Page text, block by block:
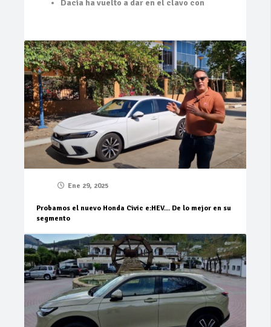
Dacia ha vuelto a dar en el clavo con
Ene 29, 2025
Probamos el nuevo Honda Civic e:HEV… De lo mejor en su
segmento